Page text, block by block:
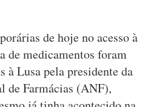
de hoje no acesso à
de medicamentos foram
à Lusa pela presidente da
de Farmácias (ANF),